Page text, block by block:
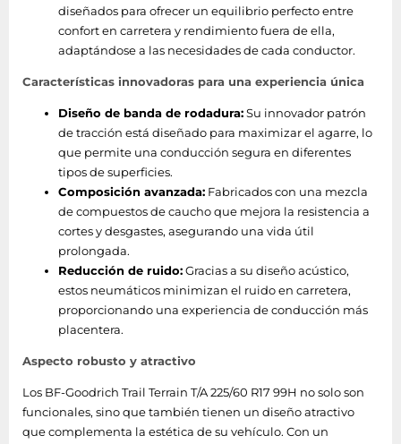
diseñados para ofrecer un equilibrio perfecto entre
confort en carretera y rendimiento fuera de ella,
adaptándose a las necesidades de cada conductor.
Características innovadoras para una experiencia única
Diseño de banda de rodadura:Su innovador patrón
de tracción está diseñado para maximizar el agarre, lo
que permite una conducción segura en diferentes
tipos de superficies.
Composición avanzada: Fabricados con una mezcla
de compuestos de caucho que mejora la resistencia a
cortes y desgastes, asegurando una vida útil
prolongada.
Reducción de ruido:Gracias a su diseño acústico,
estos neumáticos minimizan el ruido en carretera,
proporcionando una experiencia de conducción más
placentera.
Aspecto robusto y atractivo
Los BF-Goodrich Trail Terrain T/A 225/60 R17 99H no solo son
funcionales, sino que también tienen un diseño atractivo
que complementa la estética de su vehículo. Con un